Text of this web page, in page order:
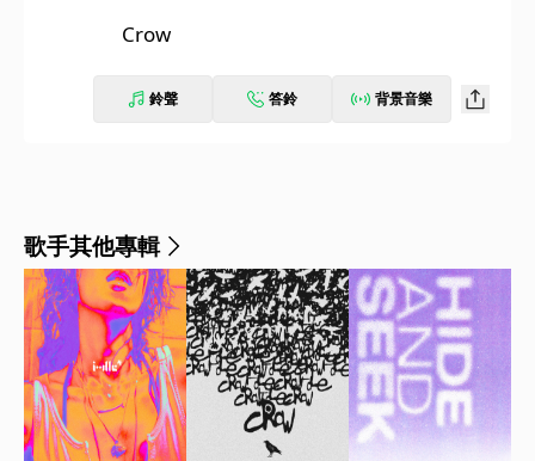
Crow
鈴聲 答鈴 背景音樂
歌手其他專輯